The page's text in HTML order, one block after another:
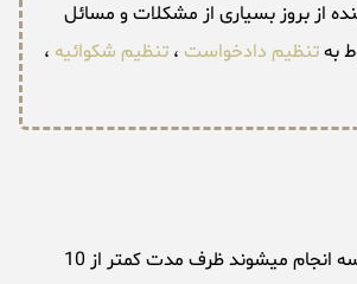
از بروز بسیاری از مشکلات و مسائل
بهتنظیم دادخواست ، تنظیم شکوائیه ،
خدمات مشاوره جرائم انتخاباتی توسط موسسه حقوقی تهران بزرگ بصورت فوری و سریع ترین زمان ممکن انجام میشود ، اکثر درخواست های مشاوره که در این موسسه انجام میشوند ظرف مدت کمتر از 10